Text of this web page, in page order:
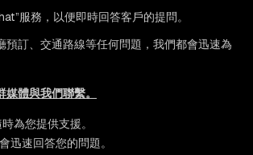
服務，以便即時回答客戶的提問。
預訂、交通路線等任何問題，我們都會迅速為
體與我們聯繫。
為您提供支援。
迅速回答您的問題。